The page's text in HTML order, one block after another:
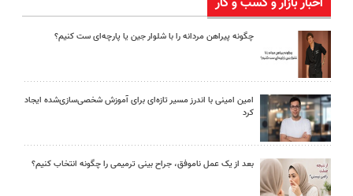
چگونه پیراهن مردانه را با شلوار جین یا پارچه‌ای ست کنیم؟
امین امینی با اندرز مسیر تازه‌ای برای آموزش شخصی‌سازی‌شده ایجاد
کرد
بعد از یک عمل ناموفق، جراح بینی ترمیمی را چگونه انتخاب کنیم؟